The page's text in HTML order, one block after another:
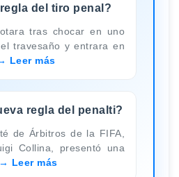
del tiro penal?
tras chocar en uno
travesaño y entrara en
Leer más
regla del penalti?
de Árbitros de la FIFA,
Collina, presentó una
Leer más